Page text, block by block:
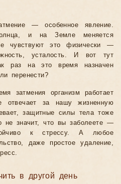
— особенное явление.
и на Земле меняется
чувствуют это физически —
усталость. И вот тут
раз на это время назначен
перенести?
затмения организм работает
отвечает за нашу жизненную
защитные силы тела тоже
не значит, что вы заболеете —
к стрессу. А любое
даже простое удаление,
в другой день